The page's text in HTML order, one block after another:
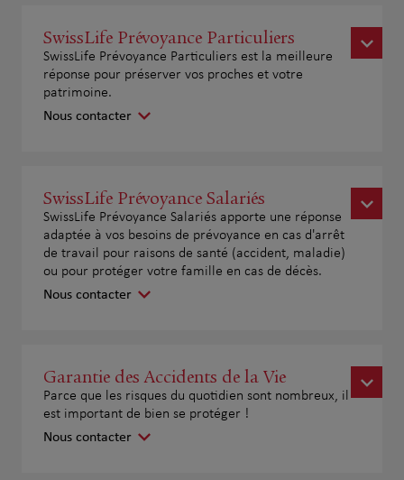
SwissLife Prévoyance Particuliers
SwissLife Prévoyance Particuliers est la meilleure
réponse pour préserver vos proches et votre
patrimoine.
Nous contacter
SwissLife Prévoyance Salariés
SwissLife Prévoyance Salariés apporte une réponse
adaptée à vos besoins de prévoyance en cas d'arrêt
de travail pour raisons de santé (accident, maladie)
ou pour protéger votre famille en cas de décès.
Nous contacter
Garantie des Accidents de la Vie
Parce que les risques du quotidien sont nombreux, il
est important de bien se protéger !
Nous contacter